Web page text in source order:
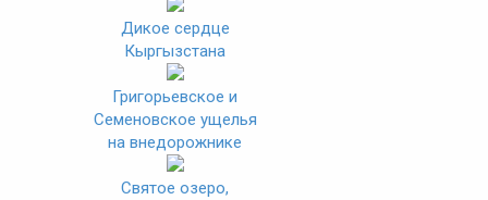
Дикое сердце
Кыргызстана
Григорьевское и
Семеновское ущелья
на внедорожнике
Святое озеро,